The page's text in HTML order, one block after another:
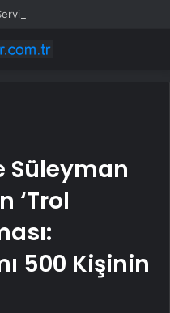
Süleyman
‘Trol
500 Kişinin